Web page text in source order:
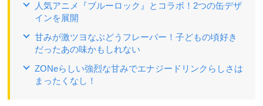
人気アニメ『ブルーロック』とコラボ！2つの缶デザ
インを展開
甘みが激ツヨなぶどうフレーバー！子どもの頃好き
だったあの味かもしれない
ZONeらしい強烈な甘みでエナジードリンクらしさは
まったくなし！